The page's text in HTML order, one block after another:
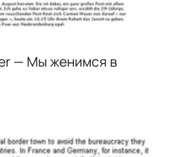
— Мы женимся в